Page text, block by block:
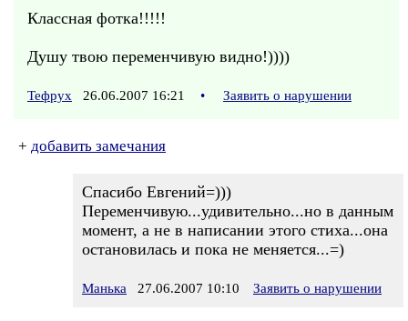
Классная фотка!!!!!
Душу твою переменчивую видно!))))
Тефрух 26.06.2007 16:21 • Заявить о нарушении
+ добавить замечания
Спасибо Евгений=)))
Переменчивую...удивительно...но в данным
момент, а не в написании этого стиха...она
остановилась и пока не меняется...=)
Манька 27.06.2007 10:10 Заявить о нарушении